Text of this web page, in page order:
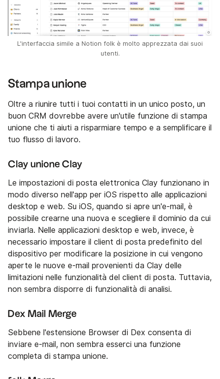
L'interfaccia simile a Notion folk è molto apprezzata dai suoi
utenti.
Stampa unione
Oltre a riunire tutti i tuoi contatti in un unico posto, un
buon CRM dovrebbe avere un'utile funzione di stampa
unione che ti aiuti a risparmiare tempo e a semplificare il
tuo flusso di lavoro.
Clay unione Clay
Le impostazioni di posta elettronica Clay funzionano in
modo diverso nell'app per iOS rispetto alle applicazioni
desktop e web. Su iOS, quando si apre un'e-mail, è
possibile crearne una nuova e scegliere il dominio da cui
inviarla. Nelle applicazioni desktop e web, invece, è
necessario impostare il client di posta predefinito del
dispositivo per modificare la posizione in cui vengono
aperte le nuove e-mail provenienti da Clay delle
limitazioni nelle funzionalità del client di posta. Tuttavia,
non sembra disporre di funzionalità di analisi.
Dex Mail Merge
Sebbene l'estensione Browser di Dex consenta di
inviare e-mail, non sembra esserci una funzione
completa di stampa unione.